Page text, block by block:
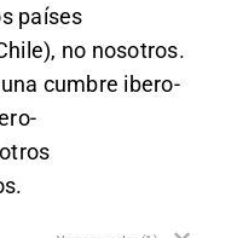
países
no nosotros.
cumbre ibero-